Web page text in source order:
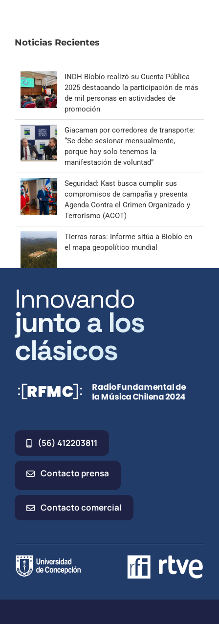
Noticias Recientes
INDH Biobío realizó su Cuenta Pública
2025 destacando la participación de más
de mil personas en actividades de
promoción
Giacaman por corredores de transporte:
“Se debe sesionar mensualmente,
porque hoy solo tenemos la
manifestación de voluntad”
Seguridad: Kast busca cumplir sus
compromisos de campaña y presenta
Agenda Contra el Crimen Organizado y
Terrorismo (ACOT)
Tierras raras: Informe sitúa a Biobío en
el mapa geopolítico mundial
Innovando
junto a los
clásicos
(56) 412203811
Contacto prensa
Contacto comercial